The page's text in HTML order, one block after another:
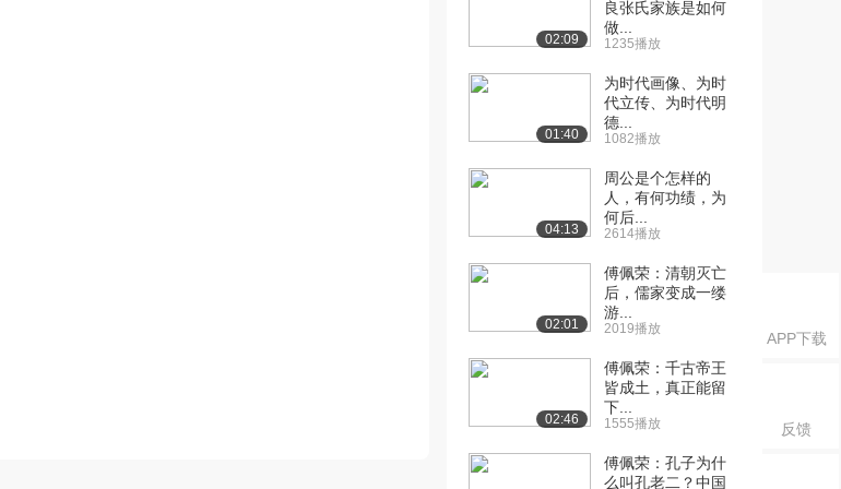
APP下载
反馈
02:09
良张氏家族是如何
做...
1235播放
01:40
为时代画像、为时
代立传、为时代明
德...
1082播放
04:13
周公是个怎样的
人，有何功绩，为
何后...
2614播放
02:01
傅佩荣：清朝灭亡
后，儒家变成一缕
游...
2019播放
02:46
傅佩荣：千古帝王
皆成土，真正能留
下...
1555播放
傅佩荣：孔子为什
么叫孔老二？中国